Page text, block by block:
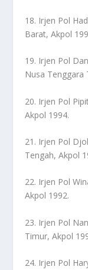
18. Irjen Pol
Barat, Akpol
19. Irjen Pol
Nusa Tenggara
20. Irjen Pol
Akpol 1994.
21. Irjen Pol
Tengah, Akpol
22. Irjen Pol
Akpol 1992.
23. Irjen Pol
Timur, Akpol
24. Irjen Pol